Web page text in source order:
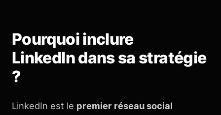
Pourquoi inclure
LinkedIn dans sa stratégie
?
LinkedIn est le premier réseau social